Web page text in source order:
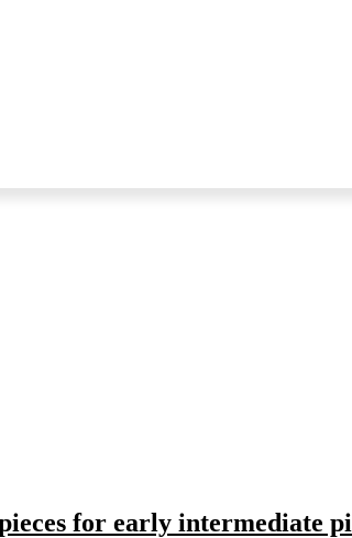
for early intermediate